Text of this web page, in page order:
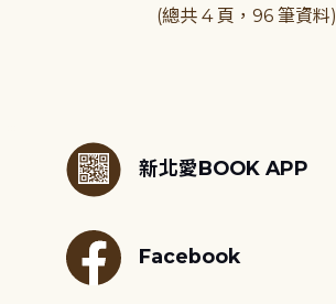
(總共 4 頁，96 筆資料)
新北愛BOOK APP
Facebook